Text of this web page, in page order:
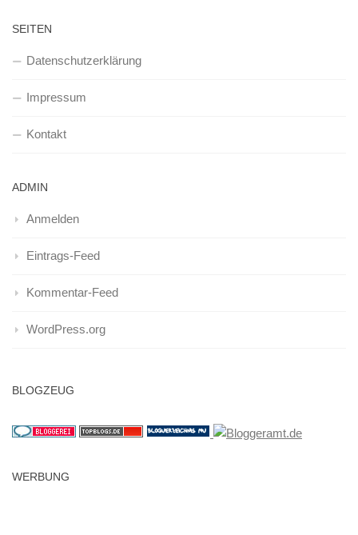
SEITEN
Datenschutzerklärung
Impressum
Kontakt
ADMIN
Anmelden
Eintrags-Feed
Kommentar-Feed
WordPress.org
BLOGZEUG
WERBUNG